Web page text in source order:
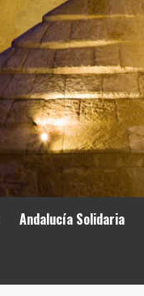
Andalucía Solidaria